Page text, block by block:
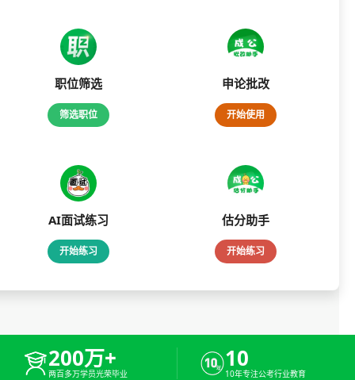
职位筛选
筛选职位
申论批改
开始使用
AI面试练习
开始练习
估分助手
开始练习
200万+
两百多万学员光荣毕业
10
10年专注公考行业教育